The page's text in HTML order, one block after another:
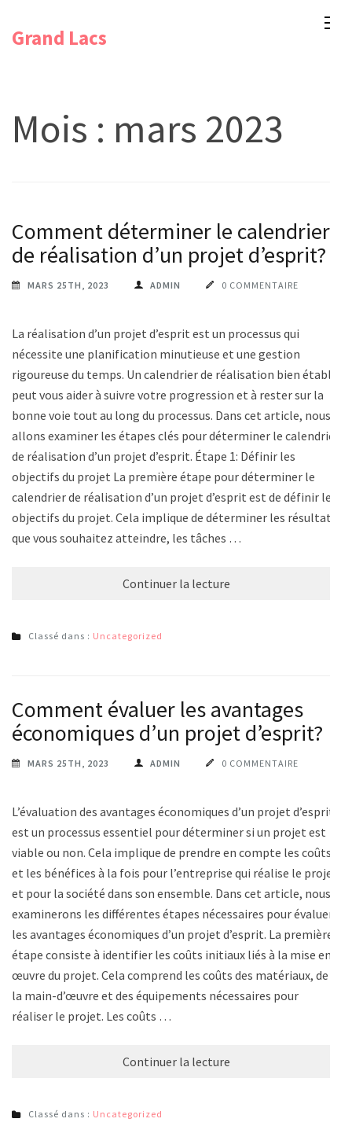
Grand Lacs
Mois : mars 2023
Comment déterminer le calendrier
de réalisation d’un projet d’esprit?
MARS 25TH, 2023 ADMIN 0 COMMENTAIRE
La réalisation d’un projet d’esprit est un processus qui
nécessite une planification minutieuse et une gestion
rigoureuse du temps. Un calendrier de réalisation bien établi
peut vous aider à suivre votre progression et à rester sur la
bonne voie tout au long du processus. Dans cet article, nous
allons examiner les étapes clés pour déterminer le calendrier
de réalisation d’un projet d’esprit. Étape 1: Définir les
objectifs du projet La première étape pour déterminer le
calendrier de réalisation d’un projet d’esprit est de définir les
objectifs du projet. Cela implique de déterminer les résultats
que vous souhaitez atteindre, les tâches …
Continuer la lecture
Classé dans : Uncategorized
Comment évaluer les avantages
économiques d’un projet d’esprit?
MARS 25TH, 2023 ADMIN 0 COMMENTAIRE
L’évaluation des avantages économiques d’un projet d’esprit
est un processus essentiel pour déterminer si un projet est
viable ou non. Cela implique de prendre en compte les coûts
et les bénéfices à la fois pour l’entreprise qui réalise le projet
et pour la société dans son ensemble. Dans cet article, nous
examinerons les différentes étapes nécessaires pour évaluer
les avantages économiques d’un projet d’esprit. La première
étape consiste à identifier les coûts initiaux liés à la mise en
œuvre du projet. Cela comprend les coûts des matériaux, de
la main-d’œuvre et des équipements nécessaires pour
réaliser le projet. Les coûts …
Continuer la lecture
Classé dans : Uncategorized